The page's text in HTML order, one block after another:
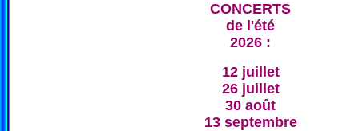
CONCERTS
de l'été
2026 :
12 juillet
26 juillet
30 août
13 septembre